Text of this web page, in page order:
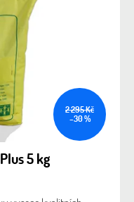
2 295 Kč
–30 %
5 kg